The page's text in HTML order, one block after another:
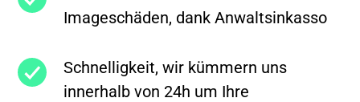
Imageschäden, dank Anwaltsinkasso
Schnelligkeit, wir kümmern uns
innerhalb von 24h um Ihre